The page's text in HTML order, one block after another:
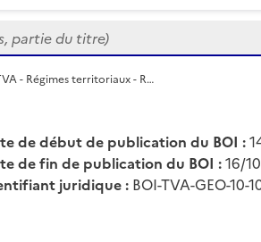
du titre)
- Régimes territoriaux - R…
de début de publication du BOI :
de fin de publication du BOI :16/
juridique : BOI-TVA-GEO-10-